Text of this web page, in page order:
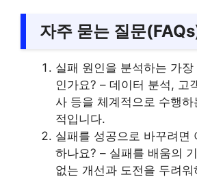
자주 묻는 질문
실패 원인을 분석하는 가
인가요? – 데이터 분석, 고
사 등을 체계적으로 수행
적입니다.
실패를 성공으로 바꾸려면
하나요? – 실패를 배움의
없는 개선과 도전을 두려